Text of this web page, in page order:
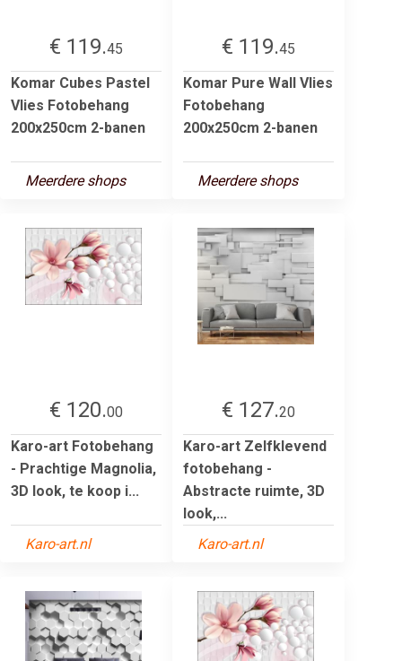
€ 119.45
Komar Cubes Pastel
Vlies Fotobehang
200x250cm 2-banen
Meerdere shops
€ 119.45
Komar Pure Wall Vlies
Fotobehang
200x250cm 2-banen
Meerdere shops
€ 120.00
Karo-art Fotobehang
- Prachtige Magnolia,
3D look, te koop i...
Karo-art.nl
€ 127.20
Karo-art Zelfklevend
fotobehang -
Abstracte ruimte, 3D
look,...
Karo-art.nl